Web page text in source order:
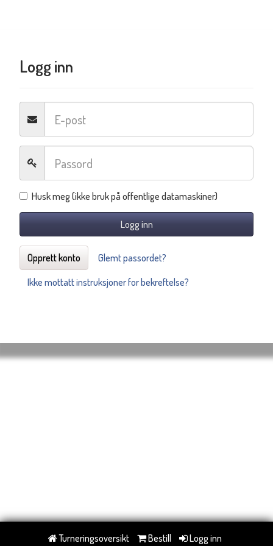
Logg inn
Husk meg (ikke bruk på offentlige datamaskiner)
Logg inn
Opprett konto
Glemt passordet?
Ikke mottatt instruksjoner for bekreftelse?
Turneringsoversikt Bestill Logg inn